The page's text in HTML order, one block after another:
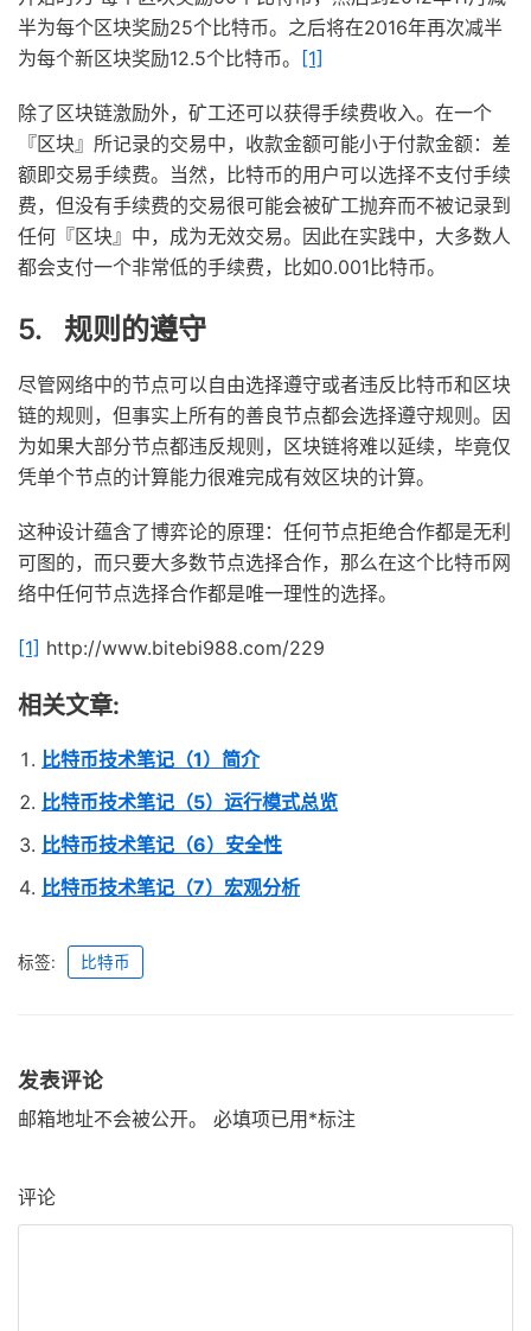
半为每个区块奖励25个比特币。之后将在2016年再次减半
为每个新区块奖励12.5个比特币。
[1]
除了区块链激励外，矿工还可以获得手续费收入。在一个
『区块』所记录的交易中，收款金额可能小于付款金额：差
额即交易手续费。当然，比特币的用户可以选择不支付手续
费，但没有手续费的交易很可能会被矿工抛弃而不被记录到
任何『区块』中，成为无效交易。因此在实践中，大多数人
都会支付一个非常低的手续费，比如0.001比特币。
5. 规则的遵守
尽管网络中的节点可以自由选择遵守或者违反比特币和区块
链的规则，但事实上所有的善良节点都会选择遵守规则。因
为如果大部分节点都违反规则，区块链将难以延续，毕竟仅
凭单个节点的计算能力很难完成有效区块的计算。
这种设计蕴含了博弈论的原理：任何节点拒绝合作都是无利
可图的，而只要大多数节点选择合作，那么在这个比特币网
络中任何节点选择合作都是唯一理性的选择。
[1] http://www.bitebi988.com/229
相关文章:
比特币技术笔记（1）简介
比特币技术笔记（5）运行模式总览
比特币技术笔记（6）安全性
比特币技术笔记（7）宏观分析
标签: 比特币
发表评论
邮箱地址不会被公开。 必填项已用*标注
评论